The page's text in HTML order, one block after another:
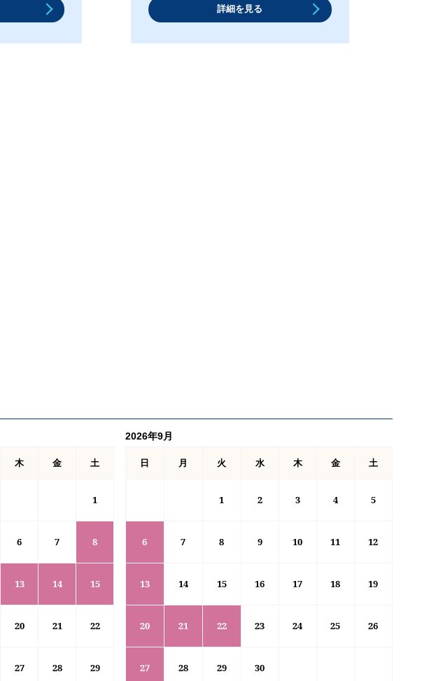
詳細を見る
木 金 土
1
6 7 8
13 14 15
20 21 22
27 28 29
2026年9月
日 月 火 水 木 金 土
1 2 3 4 5
6 7 8 9 10 11 12
13 14 15 16 17 18 19
20 21 22 23 24 25 26
27 28 29 30